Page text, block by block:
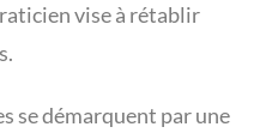
vise à rétablir
se démarquent par une